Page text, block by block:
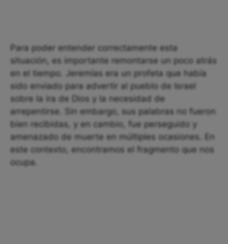
Para poder entender correctamente esta
situación, es importante remontarse un poco atrás
en el tiempo. Jeremías era un profeta que había
sido enviado para advertir al pueblo de Israel
sobre la ira de Dios y la necesidad de
arrepentirse. Sin embargo, sus palabras no fueron
bien recibidas, y en cambio, fue perseguido y
amenazado de muerte en múltiples ocasiones. En
este contexto, encontramos el fragmento que nos
ocupa.